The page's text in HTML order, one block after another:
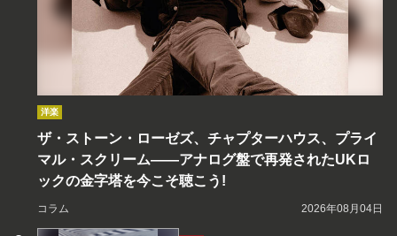
洋楽
ザ・ストーン・ローゼズ、チャプターハウス、プライ
マル・スクリーム――アナログ盤で再発されたUKロ
ックの金字塔を今こそ聴こう!
コラム 2026年08月04日